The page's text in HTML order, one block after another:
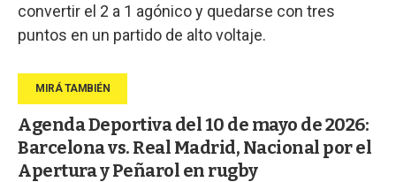
convertir el 2 a 1 agónico y quedarse con tres
puntos en un partido de alto voltaje.
Agenda Deportiva del 10 de mayo de 2026:
Barcelona vs. Real Madrid, Nacional por el
Apertura y Peñarol en rugby